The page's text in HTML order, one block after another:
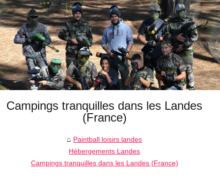
Campings tranquilles dans les Landes
(France)
Paintball loisirs landes
Hébergements Landes
Campings tranquilles dans les Landes (France)